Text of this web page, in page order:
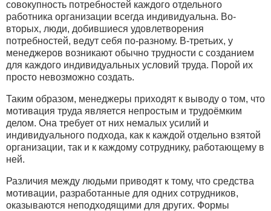
совокупность потребностей каждого отдельного
работника организации всегда индивидуальна. Во-
вторых, люди, добившиеся удовлетворения
потребностей, ведут себя по-разному. В-третьих, у
менеджеров возникают обычно трудности с созданием
для каждого индивидуальных условий труда. Порой их
просто невозможно создать.
Таким образом, менеджеры приходят к выводу о том, что
мотивация труда является непростым и трудоёмким
делом. Она требует от них немалых усилий и
индивидуального подхода, как к каждой отдельно взятой
организации, так и к каждому сотруднику, работающему в
ней.
Различия между людьми приводят к тому, что средства
мотивации, разработанные для одних сотрудников,
оказываются неподходящими для других. Формы